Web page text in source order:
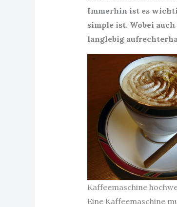
Immerhin ist es
simple ist. Wobei
langlebig
Kaffeemaschine
Eine Kaffeemaschine